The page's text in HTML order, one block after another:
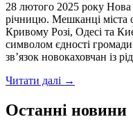
28 лютого 2025 року
річницю. Мешканці міста
Кривому Розі, Одесі та
символом єдності
зв’язок новокаховчан із
Читати далі Святкування
ї
річниці
→
Останні новини